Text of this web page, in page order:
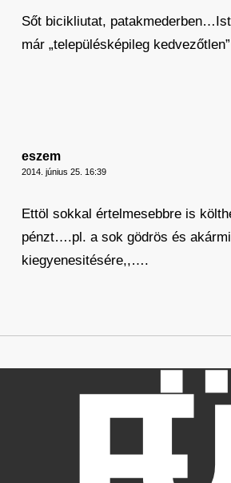
Sőt bicikliutat,
már „településképileg kedvezőtlen”
eszem
2014. június 25. 16:39
Ettöl sokkal értelmesebbre is
pénzt….pl. a sok gödrös és
kiegyenesitésére,,….